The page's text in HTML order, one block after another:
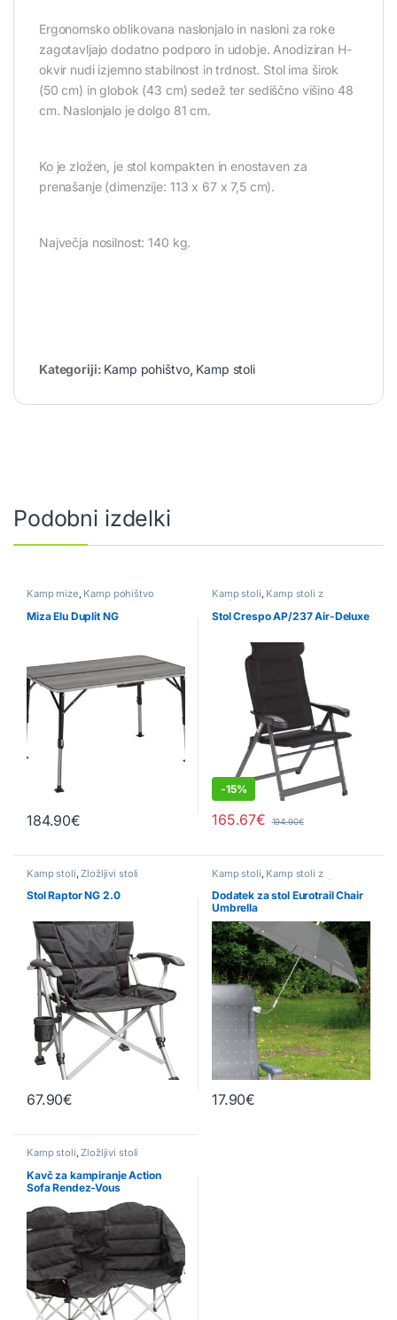
Ergonomsko oblikovana naslonjalo in nasloni za roke
zagotavljajo dodatno podporo in udobje. Anodiziran H-
okvir nudi izjemno stabilnost in trdnost. Stol ima širok
(50 cm) in globok (43 cm) sedež ter sediščno višino 48
cm. Naslonjalo je dolgo 81 cm.
Ko je zložen, je stol kompakten in enostaven za
prenašanje (dimenzije: 113 x 67 x 7,5 cm).
Največja nosilnost: 140 kg.
Kategoriji: Kamp pohištvo, Kamp stoli
Podobni izdelki
Kamp mize, Kamp pohištvo
Miza Elu Duplit NG
184.90€
Kamp stoli, Kamp stoli z
naslonom
Stol Crespo AP/237 Air-Deluxe
-15%
165.67€ 194.90€
Kamp stoli,Zložljivi stoli
Stol Raptor NG 2.0
67.90€
Kamp stoli, Kamp stoli z
naslonom ,Stoli za na plažo
Dodatek za stol Eurotrail Chair
Umbrella
17.90€
Kamp stoli,Zložljivi stoli
Kavč za kampiranje Action
Sofa Rendez-Vous